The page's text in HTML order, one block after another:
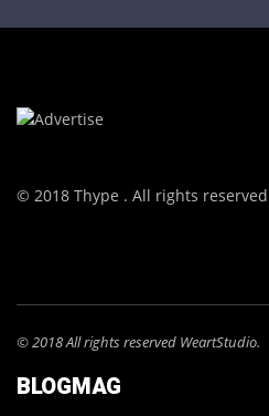
© 2018 Thype . All rights
© 2018 All rights reserved WeartStudio.
BLOGMAG